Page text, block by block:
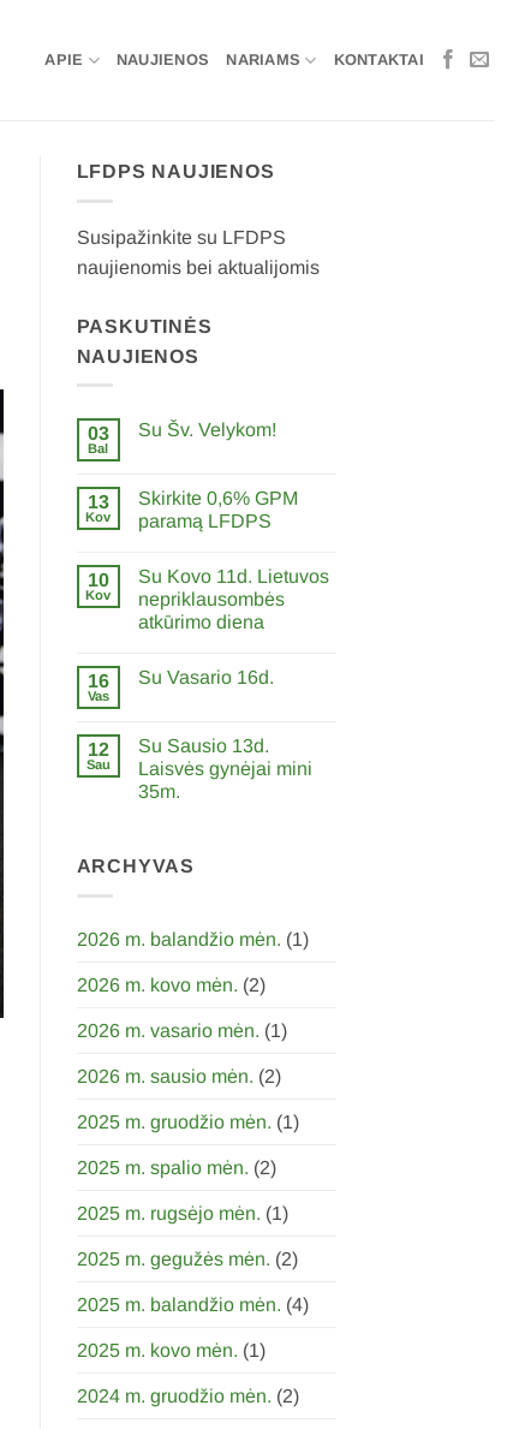
APIE NAUJIENOS NARIAMS KONTAKTAI
LFDPS NAUJIENOS
Susipažinkite su LFDPS
naujienomis bei aktualijomis
PASKUTINĖS
NAUJIENOS
03
Bal
Su Šv. Velykom!
Su
Šv.
Velykom!
13
Kov
Skirkite 0,6% GPM
paramą LFDPS
įraše
Skirkite
0,6%
GPM
10
Kov
Su Kovo 11d. Lietuvos
nepriklausombės
atkūrimo diena
įraše
Lietuvos
nepriklausombės
atkūrimo
diena
16
Vas
Su Vasario 16d.
Su
Vasario
16d.
12
Sau
Su Sausio 13d.
Laisvės gynėjai mini
35m.
Su
Sausio
mini
ARCHYVAS
2026 m. balandžio mėn. (1)
2026 m. kovo mėn. (2)
2026 m. vasario mėn. (1)
2026 m. sausio mėn. (2)
2025 m. gruodžio mėn. (1)
2025 m. spalio mėn. (2)
2025 m. rugsėjo mėn. (1)
2025 m. gegužės mėn. (2)
2025 m. balandžio mėn. (4)
2025 m. kovo mėn. (1)
2024 m. gruodžio mėn. (2)